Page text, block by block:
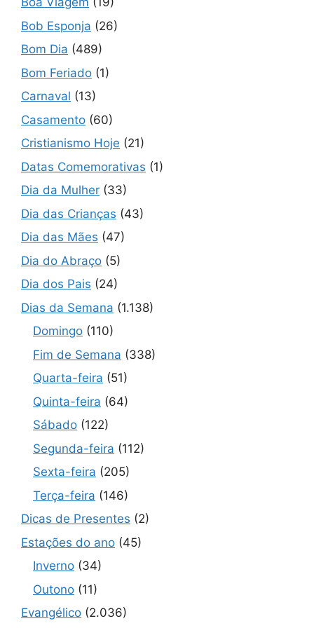
Bob Esponja (26)
Bom Dia (489)
Bom Feriado (1)
Carnaval (13)
Casamento (60)
Cristianismo Hoje (21)
Datas Comemorativas (1)
Dia da Mulher (33)
Dia das Crianças (43)
Dia das Mães (47)
Dia do Abraço (5)
Dia dos Pais (24)
Dias da Semana (1.138)
Domingo (110)
Fim de Semana (338)
Quarta-feira (51)
Quinta-feira (64)
Sábado (122)
Segunda-feira (112)
Sexta-feira (205)
Terça-feira (146)
Dicas de Presentes (2)
Estações do ano (45)
Inverno (34)
Outono (11)
Evangélico (2.036)